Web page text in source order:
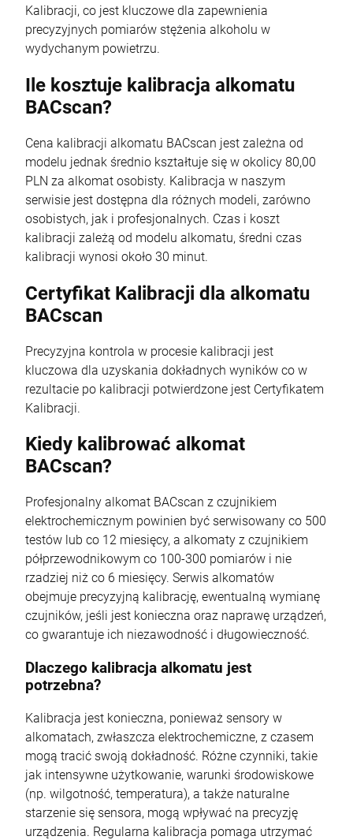
Kalibracji, co jest kluczowe dla zapewnienia
precyzyjnych pomiarów stężenia alkoholu w
wydychanym powietrzu.
Ile kosztuje kalibracja alkomatu
BACscan?
Cena kalibracji alkomatu BACscan jest zależna od
modelu jednak średnio kształtuje się w okolicy 80,00
PLN za alkomat osobisty. Kalibracja w naszym
serwisie jest dostępna dla różnych modeli, zarówno
osobistych, jak i profesjonalnych. Czas i koszt
kalibracji zależą od modelu alkomatu, średni czas
kalibracji wynosi około 30 minut.
Certyfikat Kalibracji dla alkomatu
BACscan
Precyzyjna kontrola w procesie kalibracji jest
kluczowa dla uzyskania dokładnych wyników co w
rezultacie po kalibracji potwierdzone jest Certyfikatem
Kalibracji.
Kiedy kalibrować alkomat
BACscan?
Profesjonalny alkomat BACscan z czujnikiem
elektrochemicznym powinien być serwisowany co 500
testów lub co 12 miesięcy, a alkomaty z czujnikiem
półprzewodnikowym co 100-300 pomiarów i nie
rzadziej niż co 6 miesięcy. Serwis alkomatów
obejmuje precyzyjną kalibrację, ewentualną wymianę
czujników, jeśli jest konieczna oraz naprawę urządzeń,
co gwarantuje ich niezawodność i długowieczność.
Dlaczego kalibracja alkomatu jest
potrzebna?
Kalibracja jest konieczna, ponieważ sensory w
alkomatach, zwłaszcza elektrochemiczne, z czasem
mogą tracić swoją dokładność. Różne czynniki, takie
jak intensywne użytkowanie, warunki środowiskowe
(np. wilgotność, temperatura), a także naturalne
starzenie się sensora, mogą wpływać na precyzję
urządzenia. Regularna kalibracja pomaga utrzymać